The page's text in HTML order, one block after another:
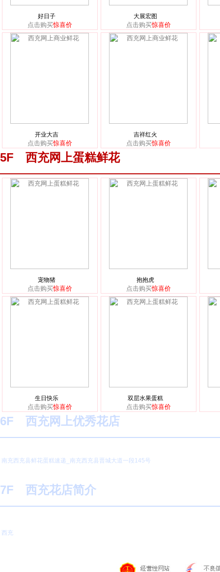
好日子
点击购买惊喜价
大展宏图
点击购买惊喜价
开业大吉
点击购买惊喜价
吉祥红火
点击购买惊喜价
5F 西充网上蛋糕鲜花
宠物猪
点击购买惊喜价
抱抱虎
点击购买惊喜价
生日快乐
点击购买惊喜价
双层水果蛋糕
点击购买惊喜价
6F 西充网上优秀花店
南充西充县鲜花蛋糕速递_南充西充县晋城大道一段145号
7F 西充花店简介
西充